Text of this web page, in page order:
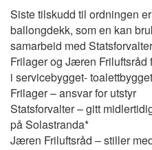
Siste tilskudd til ordningen
ballongdekk, som en kan
samarbeid med
Frilager og Jæren Friluftsråd
i servicebygget-
Frilager – ansvar for utstyr
Statsforvalter – gitt
på Solastranda*
Jæren Friluftsråd – stiller